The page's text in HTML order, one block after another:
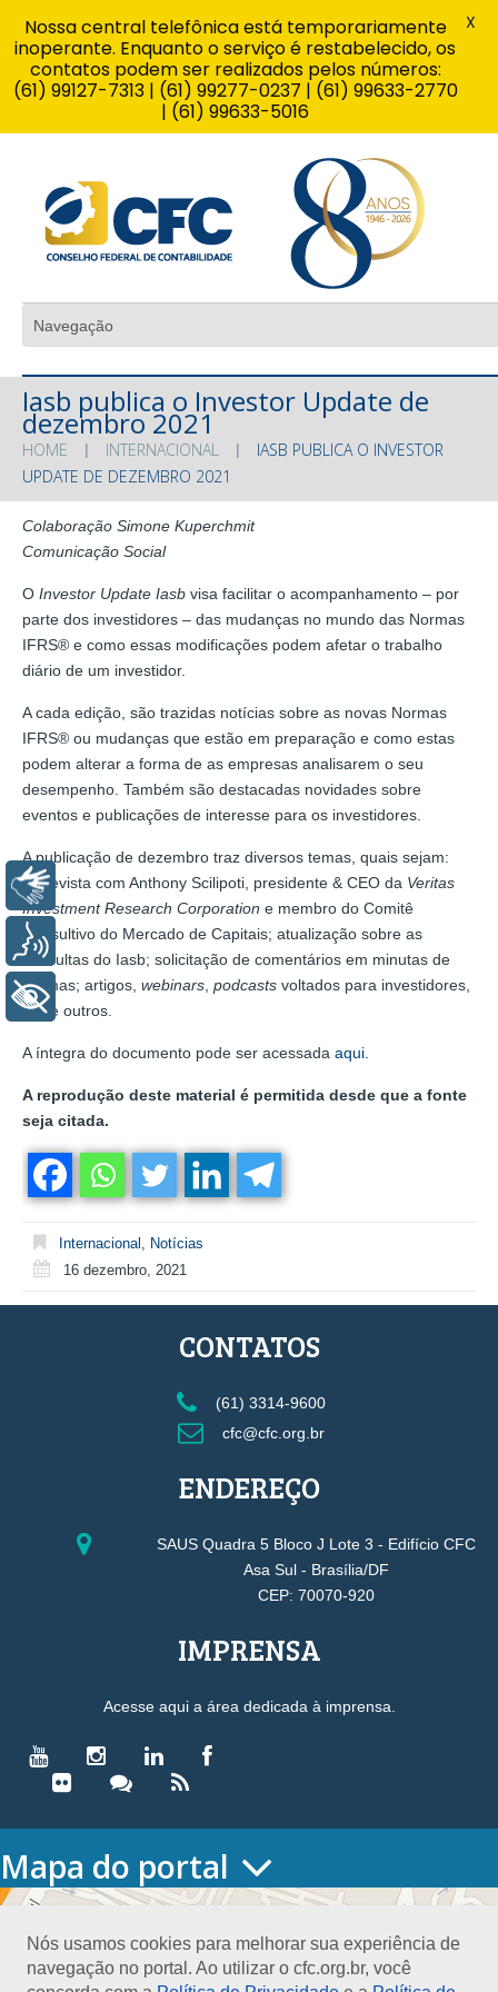
Iasb publica o Investor Update de
dezembro 2021
HOME INTERNACIONAL
IASB PUBLICA O INVESTOR
UPDATE DE DEZEMBRO 2021
Colaboração Simone Kuperchmit
Comunicação Social
O Investor Update Iasb visa facilitar o acompanhamento – por
parte dos investidores – das mudanças no mundo das Normas
IFRS® e como essas modificações podem afetar o trabalho
diário de um investidor.
A cada edição, são trazidas notícias sobre as novas Normas
IFRS® ou mudanças que estão em preparação e como estas
podem alterar a forma de as empresas analisarem o seu
desempenho. Também são destacadas novidades sobre
eventos e publicações de interesse para os investidores.
A publicação de dezembro traz diversos temas, quais sejam:
entrevista com Anthony Scilipoti, presidente & CEO da Veritas
Investment Research Corporation e membro do Comitê
Consultivo do Mercado de Capitais; atualização sobre as
consultas do Iasb; solicitação de comentários em minutas de
normas; artigos, webinars podcasts voltados para investidores,
entre outros.
A íntegra do documento pode ser acessada aqui.
A reprodução deste material é permitida desde que a fonte
seja citada.
Internacional
Notícias
16 dezembro, 2021
Nós usamos cookies para melhorar sua experiência de
navegação no portal. Ao utilizar o cfc.org.br, você
CONTATOS
(61) 3314-9600
cfc@cfc.org.br
ENDEREÇO
SAUS Quadra 5 Bloco J Lote 3 - Edifício CFC
Asa Sul - Brasília/DF
CEP: 70070-920
IMPRENSA
Acesse aqui a área dedicada à imprensa.
Mapa do portal
HOME
Conselho Diretor
Nossa Sede
Nossa central telefônica está temporariamente
inoperante. Enquanto o serviço é restabelecido, os
contatos podem ser realizados pelos números:
(61) 99127-7313 | (61) 99277-0237 | (61) 99633-2770
| (61) 99633-5016
X
Libras
Voz
+ Acessibilidade